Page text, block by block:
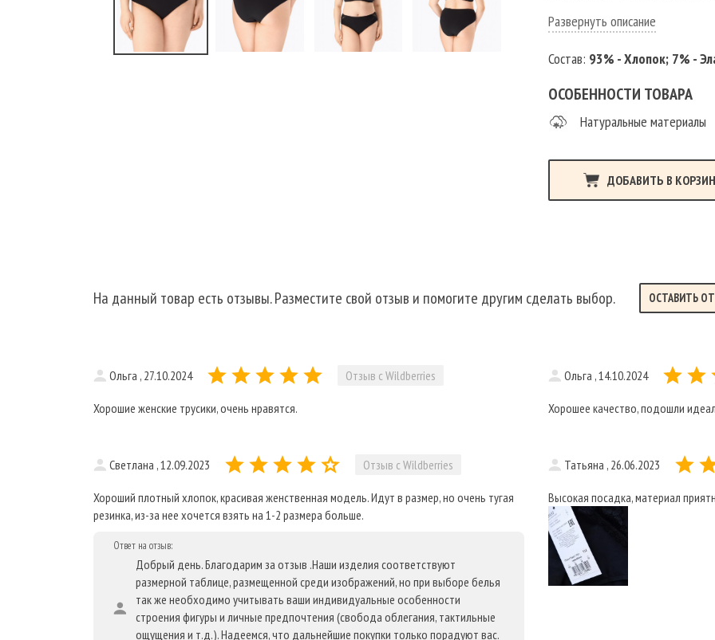
и узкие эластичные ленты по
Выверенные классические
фигуры и создают комфорт.
средней талией очень удобны
использовать для спорта,
отдыха, а также в период
Развернуть описание
Состав: 93% - Хлопок; 7% -
ОСОБЕННОСТИ ТОВАРА
Натуральные материалы
ДОБАВИТЬ В
На данный товар есть отзывы. Разместите свой отзыв и помогите другим сделать выбор. ОСТАВИТЬ
Ольга , 27.10.2024 Отзыв с Wildberries
Хорошие женские трусики, очень нравятся.
Ольга , 14.10.2024
Хорошее качество, подошли
Светлана , 12.09.2023 Отзыв с Wildberries
Хороший плотный хлопок, красивая женственная модель. Идут в размер, но очень тугая
резинка, из-за нее хочется взять на 1-2 размера больше.
Ответ на отзыв:
Добрый день. Благодарим за отзыв .Наши изделия соответствуют
размерной таблице, размещенной среди изображений, но при выборе белья
так же необходимо учитывать ваши индивидуальные особенности
строения фигуры и личные предпочтения (свобода облегания, тактильные
ощущения и т.д.). Надеемся, что дальнейшие покупки только порадуют вас.
Татьяна , 26.06.2023
Высокая посадка, материал